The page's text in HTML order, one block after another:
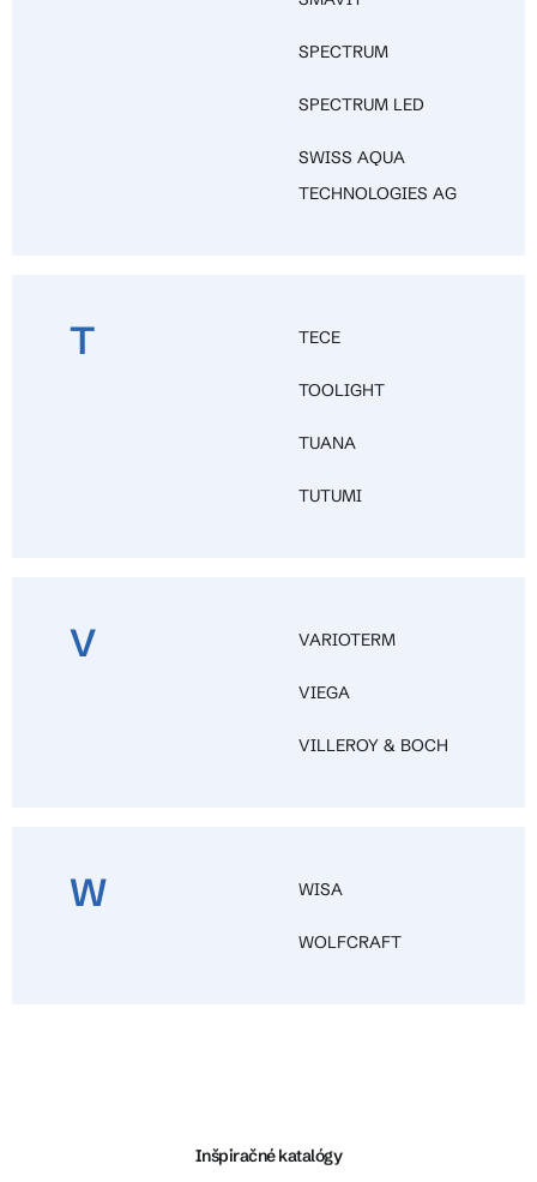
SPECTRUM
SPECTRUM LED
SWISS AQUA
TECHNOLOGIES AG
T TECE
TOOLIGHT
TUANA
TUTUMI
V VARIOTERM
VIEGA
VILLEROY & BOCH
W WISA
WOLFCRAFT
Inšpiračné katalógy